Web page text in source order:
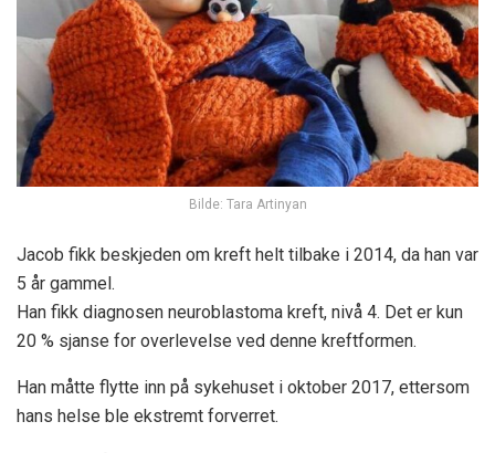
Bilde: Tara Artinyan
Jacob fikk beskjeden om kreft helt tilbake i 2014, da han var
5 år gammel.
Han fikk diagnosen neuroblastoma kreft, nivå 4. Det er kun
20 % sjanse for overlevelse ved denne kreftformen.
Han måtte flytte inn på sykehuset i oktober 2017, ettersom
hans helse ble ekstremt forverret.